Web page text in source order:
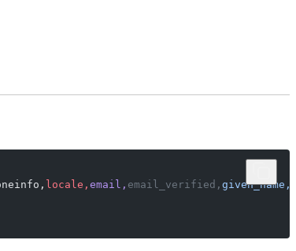
locale, email, email_verified, given_name,